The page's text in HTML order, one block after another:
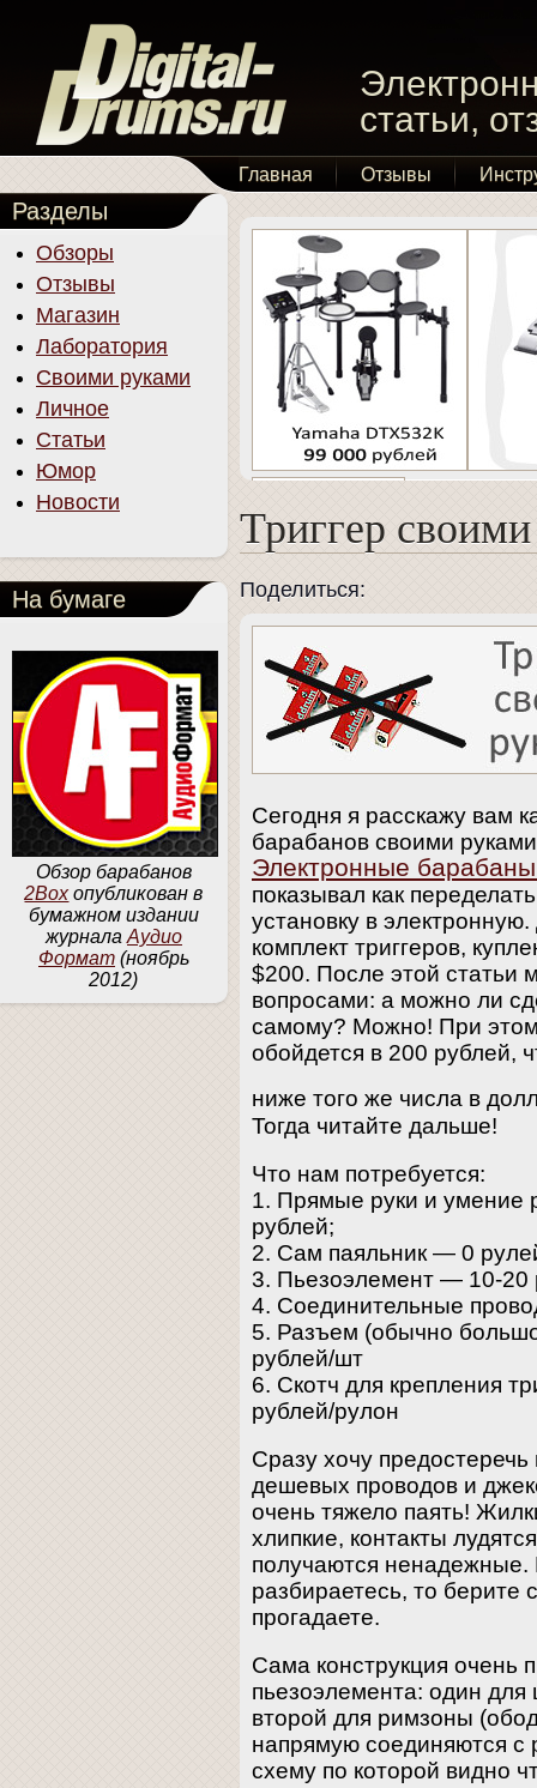
статьи,
Главная Отзывы
Триггер
Поделиться:
Сегодня я расскажу вам
барабанов своими
Электронные
показывал как
установку в
комплект триггеров,
$200. После этой статьи
вопросами: а можно ли
самому? Можно! При
обойдется в 200 рублей,
ниже того же числа в
Тогда читайте дальше!
Что нам потребуется:
1. Прямые руки и умение
рублей;
2. Сам паяльник — 0
3. Пьезоэлемент — 10-20
4. Соединительные
5. Разъем (обычно
рублей/шт
6. Скотч для крепления
рублей/рулон
Сразу хочу предостеречь
дешевых проводов и
очень тяжело паять!
хлипкие, контакты
получаются ненадежные.
разбираетесь, то
прогадаете.
Сама конструкция очень
пьезоэлемента: один для
второй для римзоны
напрямую соединяются
схему по которой видно
Разделы
Обзоры
Отзывы
Магазин
Лаборатория
Своими руками
Личное
Статьи
Юмор
Новости
На бумаге
Обзор барабанов
2Boxопубликован в
бумажном издании
журнала Аудио
Формат (ноябрь
2012)